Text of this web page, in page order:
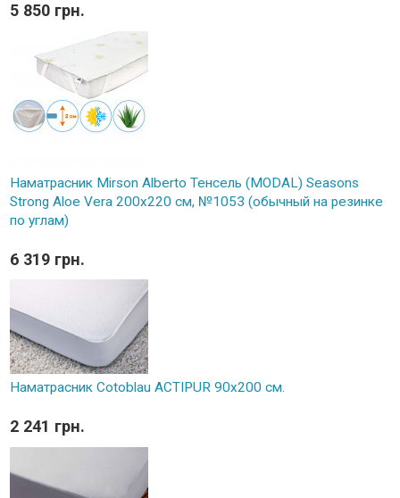
5 850 грн.
Наматрасник Mirson Alberto Тенсель (MODAL) Seasons
Strong Aloe Vera 200x220 см, №1053 (обычный на резинке
по углам)
6 319 грн.
Наматрасник Cotoblau ACTIPUR 90х200 см.
2 241 грн.